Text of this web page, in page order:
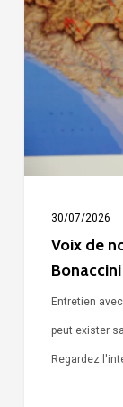
nos
75
ans
d’histoire
Stefano
30/07/2026
Voix de
Bonaccini
Entretien
peut exister
Regardez